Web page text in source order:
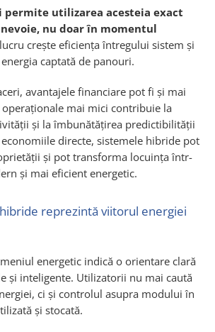
permite utilizarea acesteia exact
nu doar în momentul
crește eficiența întregului sistem și
captată de panouri.
avantajele financiare pot fi și mai
mai mici contribuie la
și la îmbunătățirea predictibilității
economiile directe, sistemele hibride pot
și pot transforma locuința într-
și mai eficient energetic.
reprezintă viitorul energiei
energetic indică o orientare clară
și inteligente. Utilizatorii nu mai caută
ci și controlul asupra modului în
și stocată.